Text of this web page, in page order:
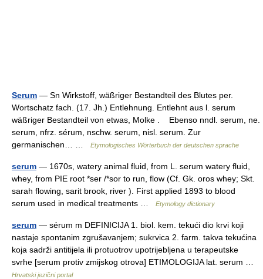
Serum — Sn Wirkstoff, wäßriger Bestandteil des Blutes per.
Wortschatz fach. (17. Jh.) Entlehnung. Entlehnt aus l. serum
wäßriger Bestandteil von etwas, Molke . Ebenso nndl. serum, ne.
serum, nfrz. sérum, nschw. serum, nisl. serum. Zur
germanischen… …
Etymologisches Wörterbuch der deutschen sprache
serum — 1670s, watery animal fluid, from L. serum watery fluid,
whey, from PIE root *ser /*sor to run, flow (Cf. Gk. oros whey; Skt.
sarah flowing, sarit brook, river ). First applied 1893 to blood
serum used in medical treatments …
Etymology dictionary
serum — sérum m DEFINICIJA 1. biol. kem. tekući dio krvi koji
nastaje spontanim zgrušavanjem; sukrvica 2. farm. takva tekućina
koja sadrži antitijela ili protuotrov upotrijebljena u terapeutske
svrhe [serum protiv zmijskog otrova] ETIMOLOGIJA lat. serum …
Hrvatski jezični portal